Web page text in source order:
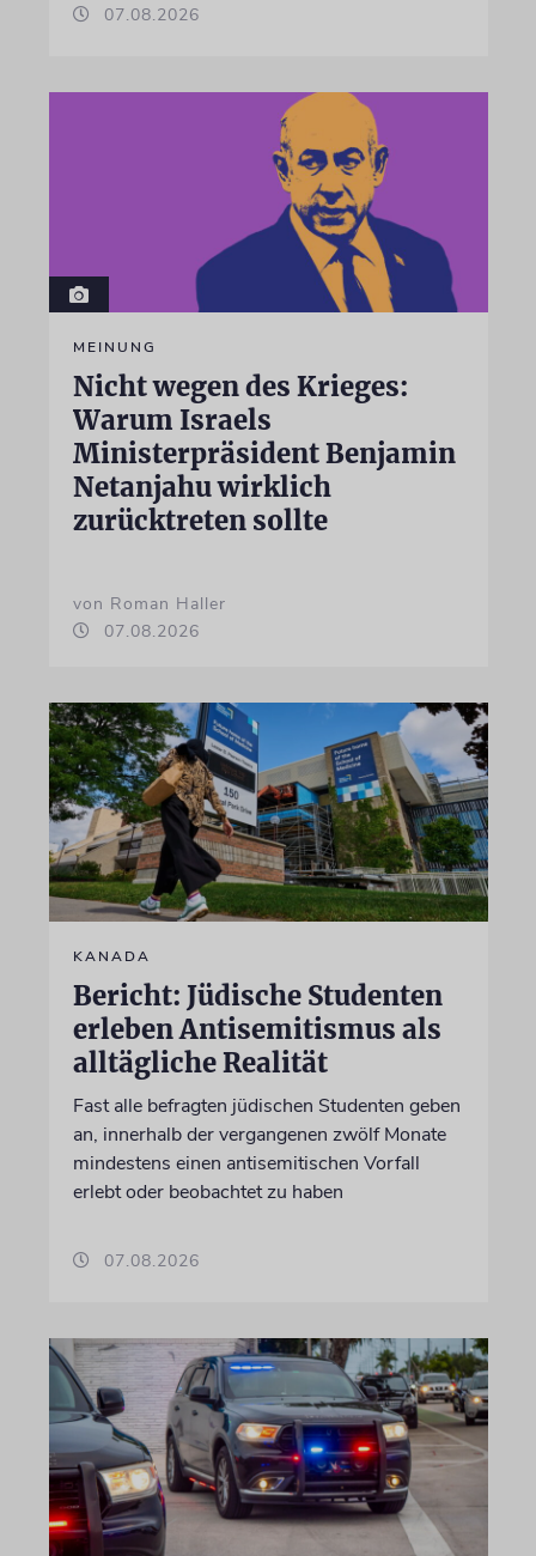
07.08.2026
MEINUNG
Nicht wegen des Krieges:
Warum Israels
Ministerpräsident Benjamin
Netanjahu wirklich
zurücktreten sollte
von Roman Haller
07.08.2026
KANADA
Bericht: Jüdische Studenten
erleben Antisemitismus als
alltägliche Realität
Fast alle befragten jüdischen Studenten geben
an, innerhalb der vergangenen zwölf Monate
mindestens einen antisemitischen Vorfall
erlebt oder beobachtet zu haben
07.08.2026